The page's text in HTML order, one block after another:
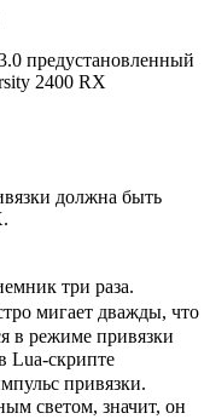
предустановленный
2400 RX
должна быть
три раза.
мигает дважды, что
в режиме привязки
Lua-скрипте
привязки.
светом, значит, он